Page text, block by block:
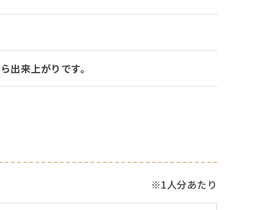
来上がりです。
※1人分あたり